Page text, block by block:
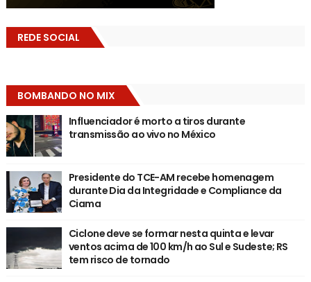
REDE SOCIAL
BOMBANDO NO MIX
Influenciador é morto a tiros durante
transmissão ao vivo no México
Presidente do TCE-AM recebe homenagem
durante Dia da Integridade e Compliance da
Ciama
Ciclone deve se formar nesta quinta e levar
ventos acima de 100 km/h ao Sul e Sudeste; RS
tem risco de tornado